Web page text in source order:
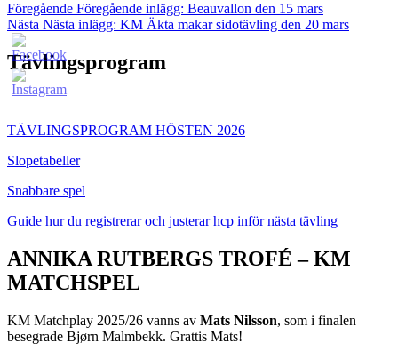
Föregående Föregående inlägg: Beauvallon den 15 mars
Nästa Nästa inlägg: KM Äkta makar sidotävling den 20 mars
Tävlingsprogram
TÄVLINGSPROGRAM HÖSTEN 2026
Slopetabeller
Snabbare spel
Guide hur du registrerar och justerar hcp inför nästa tävling
ANNIKA RUTBERGS TROFÉ – KM
MATCHSPEL
KM Matchplay 2025/26 vanns av Mats Nilsson, som i finalen
besegrade Bjørn Malmbekk. Grattis Mats!